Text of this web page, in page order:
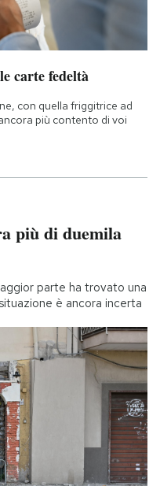
carte fedeltà
con quella friggitrice ad
più contento di voi
più di duemila
parte ha trovato una
è ancora incerta